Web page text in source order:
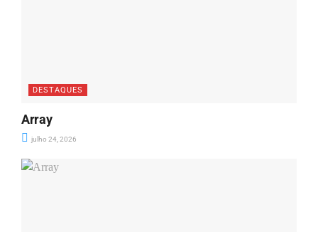
DESTAQUES
Array
julho 24, 2026